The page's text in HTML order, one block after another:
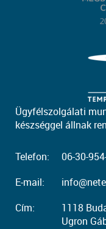
Ügyfélszolgálati
készséggel állnak
Telefon:
06-30-
E-mail:
Cím:
1118
Ugron